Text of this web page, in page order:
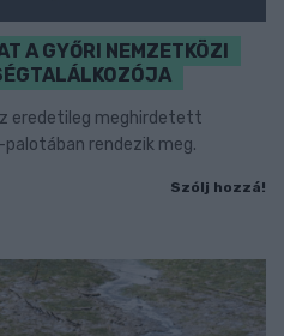
A GYŐRI NEMZETKÖZI
eredetileg meghirdetett
rendezik meg.
Szólj hozzá!